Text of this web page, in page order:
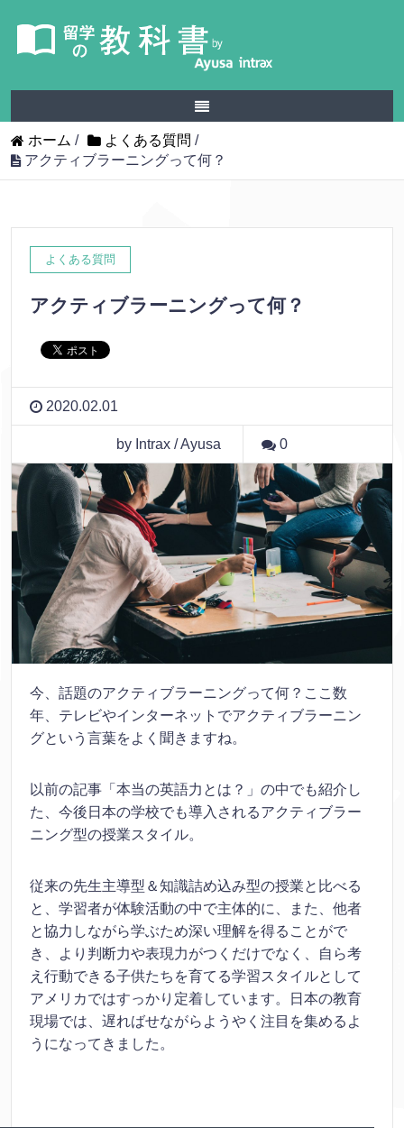
ホーム / よくある質問 /
アクティブラーニングって何？
よくある質問
アクティブラーニングって何？
2020.02.01
by Intrax / Ayusa 0
今、話題のアクティブラーニングって何？ここ数
年、テレビやインターネットでアクティブラーニン
グという言葉をよく聞きますね。
以前の記事「本当の英語力とは？」の中でも紹介し
た、今後日本の学校でも導入されるアクティブラー
ニング型の授業スタイル。
従来の先生主導型＆知識詰め込み型の授業と比べる
と、学習者が体験活動の中で主体的に、また、他者
と協力しながら学ぶため深い理解を得ることがで
き、より判断力や表現力がつくだけでなく、自ら考
え行動できる子供たちを育てる学習スタイルとして
アメリカではすっかり定着しています。日本の教育
現場では、遅ればせながらようやく注目を集めるよ
うになってきました。